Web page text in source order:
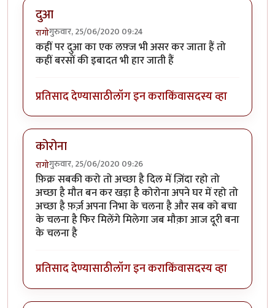
दुआ
रागोगुरुवार, 25/06/2020 09:24
कहीं पर दुआ का एक लफ़्ज भी असर कर जाता हैं तो
कहीं बरसों की इबादत भी हार जाती हैं
प्रतिसाद देण्यासाठीलॉग इन कराकिंवासदस्य व्हा
कोरोना
रागोगुरुवार, 25/06/2020 09:26
फ़िक्र सबकी करो तो अच्छा है दिल में ज़िंदा रहो तो
अच्छा है मौत बन कर खड़ा है कोरोना अपने घर में रहो तो
अच्छा है फ़र्ज़ अपना निभा के चलना है और सब को बचा
के चलना है फिर मिलेंगे मिलेगा जब मौक़ा आज दूरी बना
के चलना है
प्रतिसाद देण्यासाठीलॉग इन कराकिंवासदस्य व्हा